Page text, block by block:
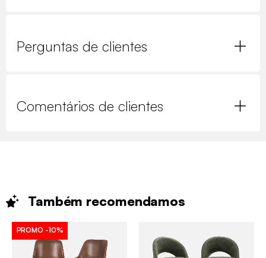
Perguntas de clientes
Comentários de clientes
Também recomendamos
PROMO -10%